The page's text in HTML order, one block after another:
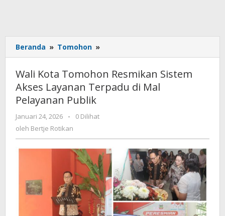
Beranda » Tomohon »
Kota
Resmikan
Sistem
Mal
Pelayanan
Publik
Wali Kota Tomohon Resmikan Sistem
Akses Layanan Terpadu di Mal
Pelayanan Publik
Januari 24, 2026
oleh
Bertje
-
0 Dilihat
oleh Bertje Rotikan